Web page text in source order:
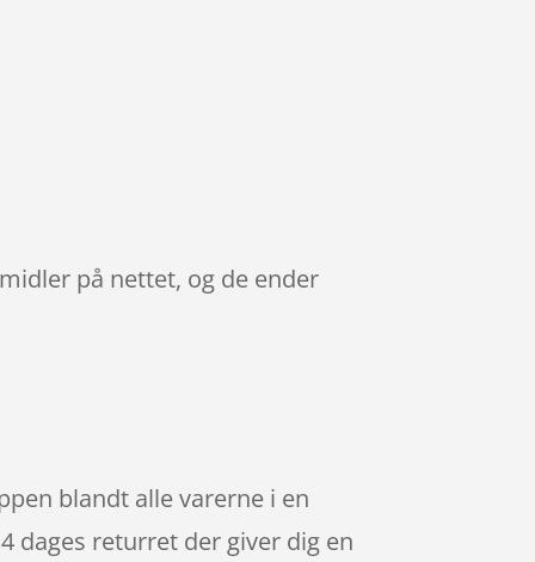
på nettet, og de ender
blandt alle varerne i en
dages returret der giver dig en